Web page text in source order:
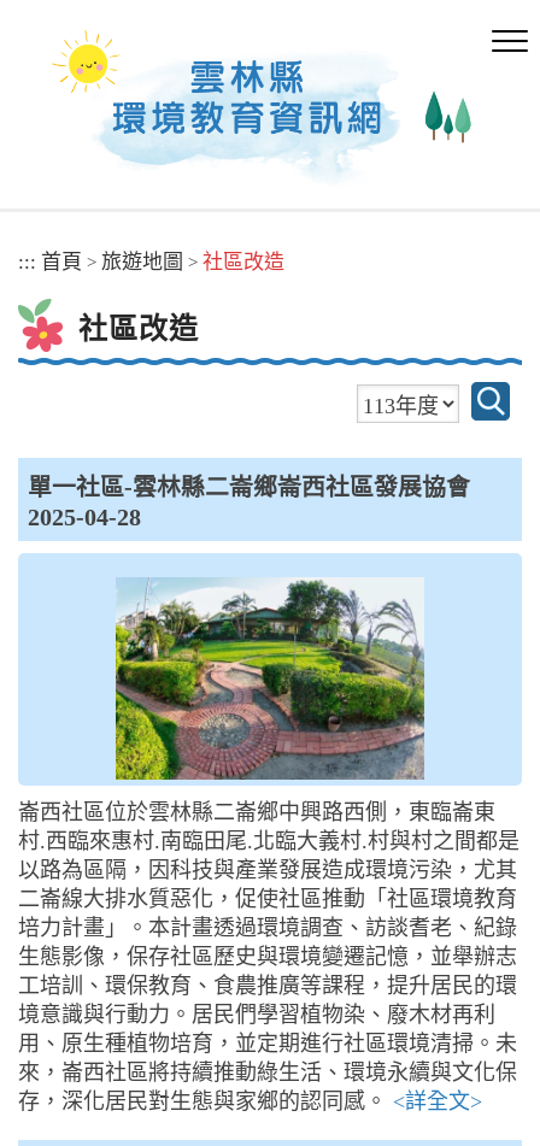
::: 首頁 > 旅遊地圖 > 社區改造
社區改造
單一社區-雲林縣二崙鄉崙西社區發展協會
2025-04-28
崙西社區位於雲林縣二崙鄉中興路西側，東臨崙東
村.西臨來惠村.南臨田尾.北臨大義村.村與村之間都是
以路為區隔，因科技與產業發展造成環境污染，尤其
二崙線大排水質惡化，促使社區推動「社區環境教育
培力計畫」。本計畫透過環境調查、訪談耆老、紀錄
生態影像，保存社區歷史與環境變遷記憶，並舉辦志
工培訓、環保教育、食農推廣等課程，提升居民的環
境意識與行動力。居民們學習植物染、廢木材再利
用、原生種植物培育，並定期進行社區環境清掃。未
來，崙西社區將持續推動綠生活、環境永續與文化保
存，深化居民對生態與家鄉的認同感。 <詳全文>